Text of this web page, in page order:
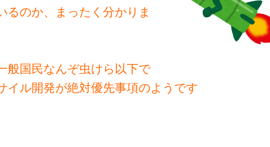
るのか、まったく分かりま
般国民なんぞ虫けら以下で
イル開発が絶対優先事項のようです